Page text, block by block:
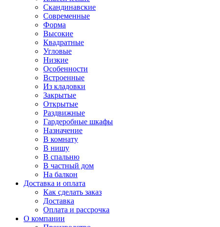
Скандинавские
Современные
Форма
Высокие
Квадратные
Угловые
Низкие
Особенности
Встроенные
Из кладовки
Закрытые
Открытые
Раздвижные
Гардеробные шкафы
Назначение
В комнату
В нишу
В спальню
В частный дом
На балкон
Доставка и оплата
Как сделать заказ
Доставка
Оплата и рассрочка
О компании